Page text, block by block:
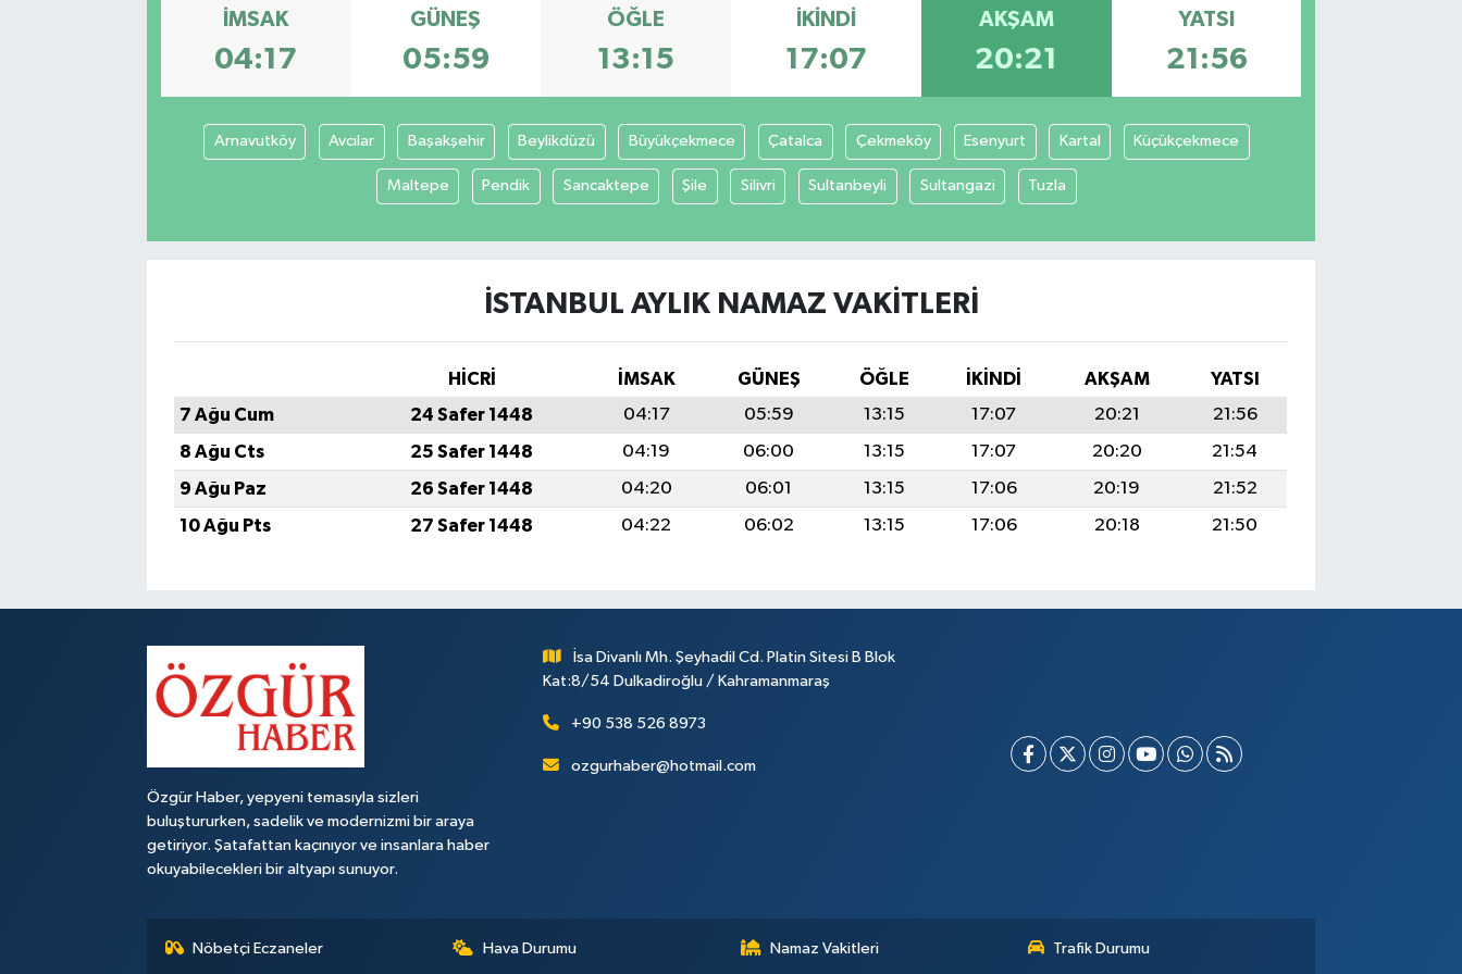
İMSAK
04:17
GÜNEŞ
05:59
ÖĞLE
13:15
İKINDI
17:07
AKŞAM
20:21
YATSI
21:56
Arnavutköy Avcılar Başakşehir Beylikdüzü Büyükçekmece Çatalca Çekmeköy Esenyurt Kartal Küçükçekmece
Maltepe Pendik Sancaktepe Şile Silivri Sultanbeyli Sultangazi Tuzla
İSTANBUL AYLIK NAMAZ VAKITLERI
HİCRİ İMSAK GÜNEŞ ÖĞLE İKINDI AKŞAM
YATSI
7 Ağu Cum
24 Safer 1448 04:17 05:59 13:15 17:07 20:21
21:56
8 Ağu Cts
25 Safer 1448 04:19 06:00 13:15 17:07 20:20
21:54
9 Ağu Paz
26 Safer 1448 04:20 06:01 13:15 17:06 20:19
21:52
10 Ağu Pts
27 Safer 1448 04:22 06:02 13:15 17:06 20:18 21:50
Özgür Haber, yepyeni temasıyla sizleri
buluştururken, sadelik ve modernizmi bir araya
getiriyor. Şatafattan kaçınıyor ve insanlara haber
okuyabilecekleri bir altyapı sunuyor.
İsa Divanlı Mh. Şeyhadil Cd. Platin Sitesi B Blok
Kat:8/54 Dulkadiroğlu / Kahramanmaraş
+90 538 526 8973
ozgurhaber@hotmail.com
Nöbetçi Eczaneler Hava Durumu Namaz Vakitleri Trafik Durumu
Tarih - Kültür - Sanat - Turizm